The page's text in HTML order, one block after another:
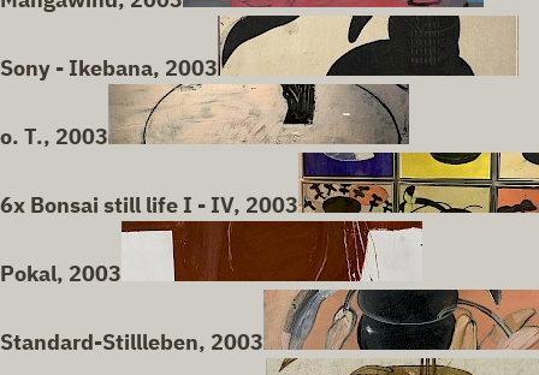
Sony - Ikebana, 2003
o. T., 2003
6x Bonsai still life I - IV, 2003
Pokal, 2003
Standard-Stillleben, 2003